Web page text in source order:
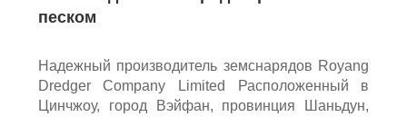
песком
Надежный производитель земснарядов Royang
Dredger Company Limited Расположенный в
Цинчжоу, город Вэйфан, провинция Шаньдун,